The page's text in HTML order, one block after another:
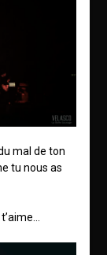
mal de ton
tu nous as